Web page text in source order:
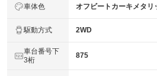
車体色 オフビートカーキメタリ
駆動方式 2WD
車台番号下
3桁
875